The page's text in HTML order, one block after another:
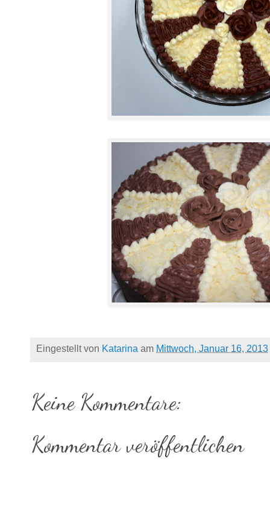
Eingestellt von Katarina am Mittwoch, Januar 16, 2013
Keine Kommentare:
Kommentar veröffentlichen